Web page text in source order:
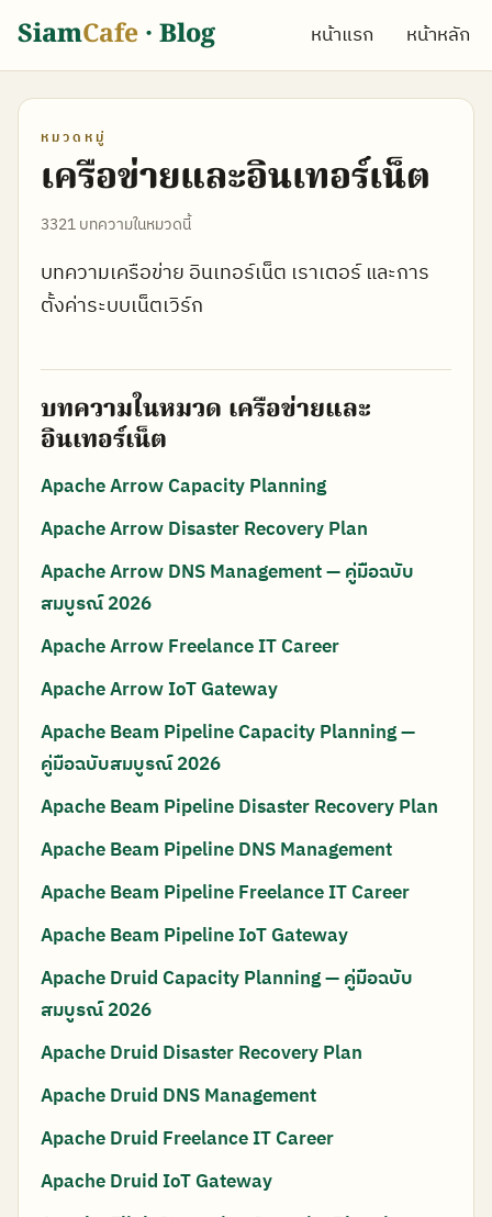
SiamCafe· Blog หน้าแรก หน้าหลัก
หมวดหมู่
เครือข่ายและอินเทอร์เน็ต
3321 บทความในหมวดนี้
บทความเครือข่าย อินเทอร์เน็ต เราเตอร์ และการ
ตั้งค่าระบบเน็ตเวิร์ก
บทความในหมวด เครือข่ายและ
อินเทอร์เน็ต
Apache Arrow Capacity Planning
Apache Arrow Disaster Recovery Plan
Apache Arrow DNS Management — คู่มือฉบับ
สมบูรณ์ 2026
Apache Arrow Freelance IT Career
Apache Arrow IoT Gateway
Apache Beam Pipeline Capacity Planning —
คู่มือฉบับสมบูรณ์ 2026
Apache Beam Pipeline Disaster Recovery Plan
Apache Beam Pipeline DNS Management
Apache Beam Pipeline Freelance IT Career
Apache Beam Pipeline IoT Gateway
Apache Druid Capacity Planning — คู่มือฉบับ
สมบูรณ์ 2026
Apache Druid Disaster Recovery Plan
Apache Druid DNS Management
Apache Druid Freelance IT Career
Apache Druid IoT Gateway